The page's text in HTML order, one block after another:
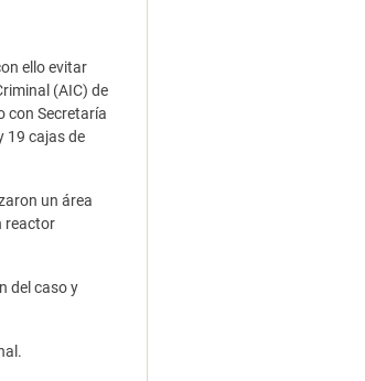
ello evitar
(AIC) de
con Secretaría
19 cajas de
un área
reactor
del caso y